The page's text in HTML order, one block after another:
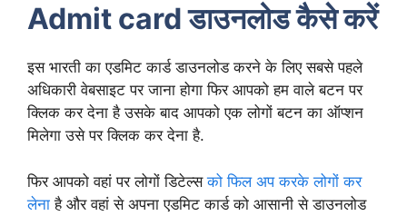
Admit card डाउनलोड कैसे करें
इस भारती का एडमिट कार्ड डाउनलोड करने के लिए सबसे पहले
अधिकारी वेबसाइट पर जाना होगा फिर आपको हम वाले बटन पर
क्लिक कर देना है उसके बाद आपको एक लोगों बटन का ऑप्शन
मिलेगा उसे पर क्लिक कर देना है.
फिर आपको वहां पर लोगों डिटेल्सको फिल अप करके लोगों कर
लेना है और वहां से अपना एडमिट कार्ड को आसानी से डाउनलोड